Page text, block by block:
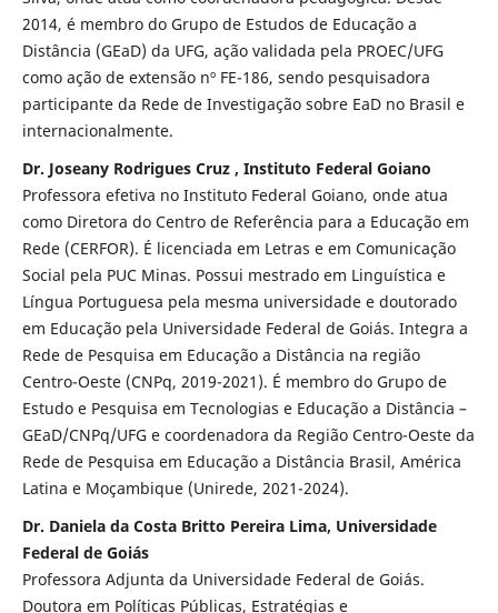
2014, é membro do Grupo de Estudos de Educação a
Distância (GEaD) da UFG, ação validada pela PROEC/UFG
como ação de extensão nº FE-186, sendo pesquisadora
participante da Rede de Investigação sobre EaD no Brasil e
internacionalmente.
Dr. Joseany Rodrigues Cruz , Instituto Federal Goiano
Professora efetiva no Instituto Federal Goiano, onde atua
como Diretora do Centro de Referência para a Educação em
Rede (CERFOR). É licenciada em Letras e em Comunicação
Social pela PUC Minas. Possui mestrado em Linguística e
Língua Portuguesa pela mesma universidade e doutorado
em Educação pela Universidade Federal de Goiás. Integra a
Rede de Pesquisa em Educação a Distância na região
Centro-Oeste (CNPq, 2019-2021). É membro do Grupo de
Estudo e Pesquisa em Tecnologias e Educação a Distância –
GEaD/CNPq/UFG e coordenadora da Região Centro-Oeste da
Rede de Pesquisa em Educação a Distância Brasil, América
Latina e Moçambique (Unirede, 2021-2024).
Dr. Daniela da Costa Britto Pereira Lima, Universidade
Federal de Goiás
Professora Adjunta da Universidade Federal de Goiás.
Doutora em Políticas Públicas, Estratégias e